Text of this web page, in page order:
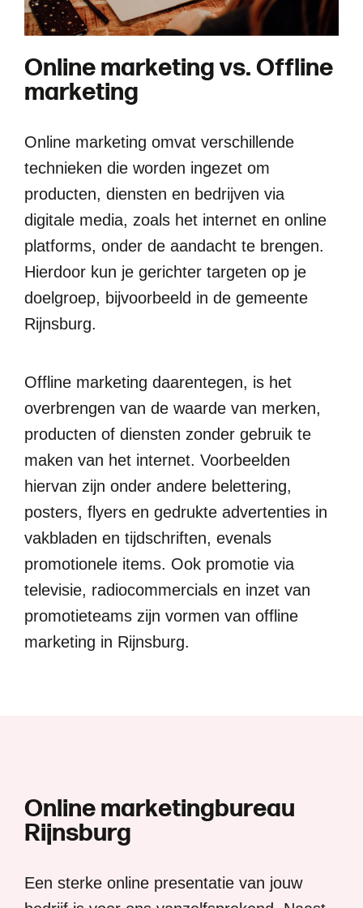
Onlinemarketingvs.Offline
marketing
Online marketing omvat verschillende
technieken die worden ingezet om
producten, diensten en bedrijven via
digitale media, zoals het internet en online
platforms, onder de aandacht te brengen.
Hierdoor kun je gerichter targeten op je
doelgroep, bijvoorbeeld in de gemeente
Rijnsburg.
Offline marketing daarentegen, is het
overbrengen van de waarde van merken,
producten of diensten zonder gebruik te
maken van het internet. Voorbeelden
hiervan zijn onder andere belettering,
posters, flyers en gedrukte advertenties in
vakbladen en tijdschriften, evenals
promotionele items. Ook promotie via
televisie, radiocommercials en inzet van
promotieteams zijn vormen van offline
marketing in Rijnsburg.
Onlinemarketingbureau
Rijnsburg
Een sterke online presentatie van jouw